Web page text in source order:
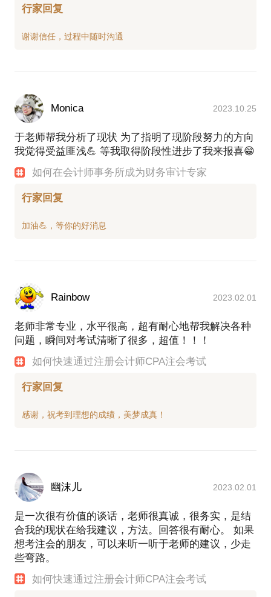
行家回复
Monica 2023.10.25
于老师帮我分析了现状 为了指明了现阶段努力的方向
我觉得受益匪浅💪 等我取得阶段性进步了我来报喜😁
如何在会计师事务所成为财务审计专家
行家回复
Rainbow 2023.02.01
老师非常专业，水平很高，超有耐心地帮我解决各种
问题，瞬间对考试清晰了很多，超值！！！
如何快速通过注册会计师CPA注会考试
行家回复
幽沫儿 2023.02.01
是一次很有价值的谈话，老师很真诚，很务实，是结
合我的现状在给我建议，方法。回答很有耐心。 如果
想考注会的朋友，可以来听一听于老师的建议，少走
些弯路。
如何快速通过注册会计师CPA注会考试